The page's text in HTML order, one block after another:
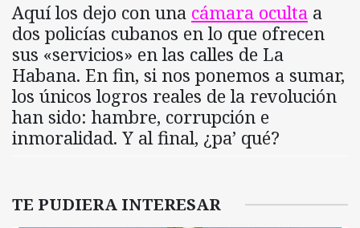
Aquí los dejo con una cámara oculta a
dos policías cubanos en lo que ofrecen
sus «servicios» en las calles de La
Habana. En fin, si nos ponemos a sumar,
los únicos logros reales de la revolución
han sido: hambre, corrupción e
inmoralidad. Y al final, ¿pa’ qué?
TE PUDIERA INTERESAR